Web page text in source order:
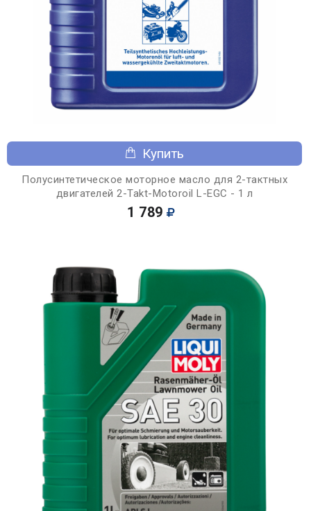
Купить
Полусинтетическое моторное масло для 2-тактных
двигателей 2-Takt-Motoroil L-EGC - 1 л
1 789